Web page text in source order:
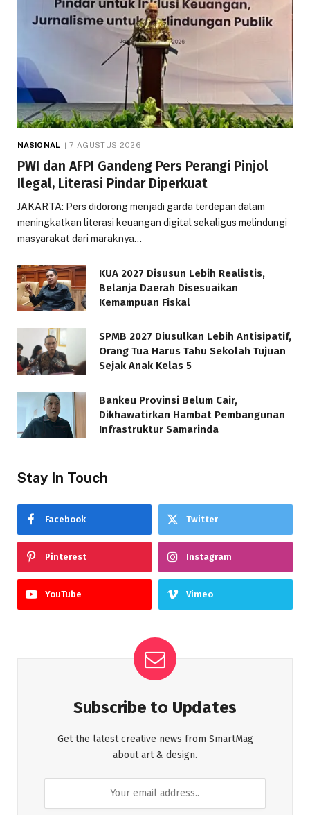
NASIONAL 7 AGUSTUS 2026
PWI dan AFPI Gandeng Pers Perangi Pinjol
Ilegal, Literasi Pindar Diperkuat
JAKARTA: Pers didorong menjadi garda terdepan dalam
meningkatkan literasi keuangan digital sekaligus melindungi
masyarakat dari maraknya…
KUA 2027 Disusun Lebih Realistis,
Belanja Daerah Disesuaikan
Kemampuan Fiskal
SPMB 2027 Diusulkan Lebih Antisipatif,
Orang Tua Harus Tahu Sekolah Tujuan
Sejak Anak Kelas 5
Bankeu Provinsi Belum Cair,
Dikhawatirkan Hambat Pembangunan
Infrastruktur Samarinda
Stay In Touch
Facebook Twitter
Pinterest Instagram
YouTube Vimeo
Subscribe to Updates
Get the latest creative news from SmartMag
about art & design.